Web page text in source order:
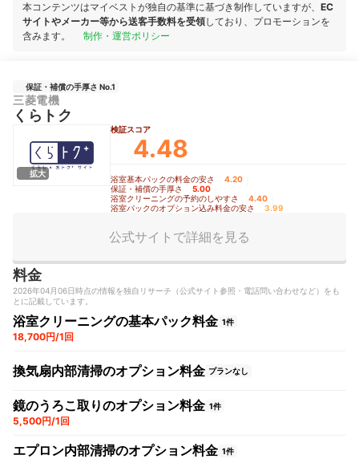
本コンテンツはマイベストが独自の基準に基づき制作していますが、 EC
サイトやメーカー等から送客手数料を受領しており、プロモーションを
含みます。
制作・運営ポリシー
保証・補償の手厚さ No.1
三菱電機
くらトク
拡大
検証スコア
4.48
浴室基本パックの料金の安さ 4.20
保証・補償の手厚さ 5.00
浴室クリーニングの予約のしやすさ 4.40
浴室パックのオプション込み料金の安さ 3.99
公式サイトで詳細を見る
料金
2026年04月06日時点の情報を独自リサーチ（公式サイト参照・電話問い合わせなど）をも
とに記載しています。
浴室クリーニングの基本パック料金 1件
18,700円/1回
換気扇内部清掃のオプション料金 プランなし
鏡のうろこ取りのオプション料金 1件
5,500円/1回
エプロン内部清掃のオプション料金 1件